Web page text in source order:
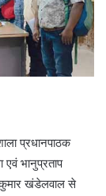
प्रधानपाठक
भानुप्रताप
कुमार खंडेलवाल से